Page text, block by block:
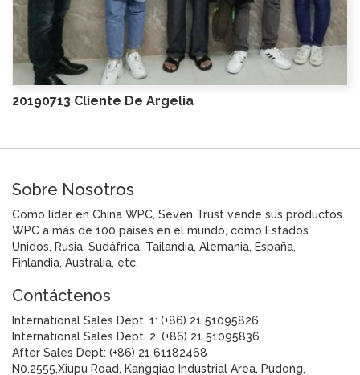
20190713 Cliente De Argelia
Sobre Nosotros
Como líder en China WPC, Seven Trust vende sus productos
WPC a más de 100 países en el mundo, como Estados
Unidos, Rusia, Sudáfrica, Tailandia, Alemania, España,
Finlandia, Australia, etc.
Contáctenos
International Sales Dept. 1: (+86) 21 51095826
International Sales Dept. 2: (+86) 21 51095836
After Sales Dept: (+86) 21 61182468
N0.2555,Xiupu Road, Kangqiao Industrial Area, Pudong,